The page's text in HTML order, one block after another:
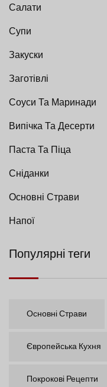
Салати
Супи
Закуски
Заготівлі
Соуси Та Маринади
Випічка Та Десерти
Паста Та Піца
Сніданки
Основні Страви
Напої
Популярні теги
Основні Страви
Європейська Кухня
Покрокові Рецепти